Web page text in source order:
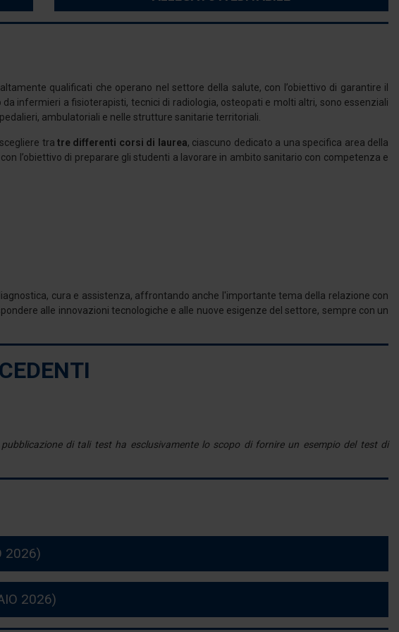
qualificati che operano nel settore della salute, con l’obiettivo di garantire il
infermieri a fisioterapisti, tecnici di radiologia, osteopati e molti altri, sono essenziali
ambulatoriali e nelle strutture sanitarie territoriali.
tra tre differenti corsi di laurea, ciascuno dedicato a una specifica area della
l’obiettivo di preparare gli studenti a lavorare in ambito sanitario con competenza e
cura e assistenza, affrontando anche l'importante tema della relazione con
alle innovazioni tecnologiche e alle nuove esigenze del settore, sempre con un
di tali test ha esclusivamente lo scopo di fornire un esempio del test di
2026)
2026)